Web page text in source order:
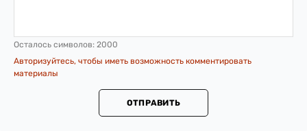
Осталось символов: 2000
Авторизуйтесь, чтобы иметь возможность комментировать
материалы
ОТПРАВИТЬ